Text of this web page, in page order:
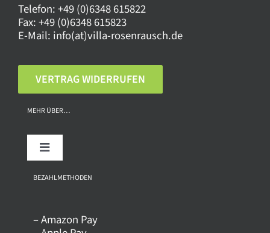
Telefon:+49 (0)6348 615822
Fax:+49 (0)6348 615823
E-Mail: info(at)villa-rosenrausch.de
VERTRAG WIDERRUFEN
MEHR ÜBER…
Toggle
Über uns
Kontakt
BEZAHLMETHODEN
– Amazon Pay